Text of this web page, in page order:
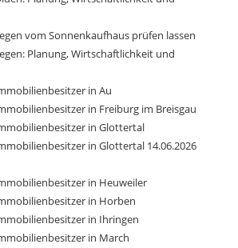
vom Sonnenkaufhaus prüfen lassen
Planung, Wirtschaftlichkeit und
in Au
in Freiburg im Breisgau
in Glottertal
in Glottertal 14.06.2026
in Heuweiler
in Horben
in Ihringen
in March